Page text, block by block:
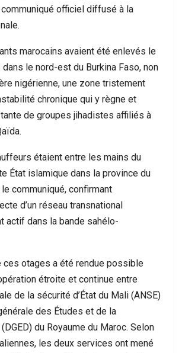
officiel diffusé à la
marocains avaient été enlevés le
le nord-est du Burkina Faso, non
nigérienne, une zone tristement
chronique qui y règne et
de groupes jihadistes affiliés à
étaient entre les mains du
État islamique dans la province du
communiqué, confirmant
d’un réseau transnational
actif dans la bande sahélo-
ces otages a été rendue possible
étroite et continue entre
de la sécurité d’État du Mali (ANSE)
des Études et de la
du Royaume du Maroc. Selon
les deux services ont mené